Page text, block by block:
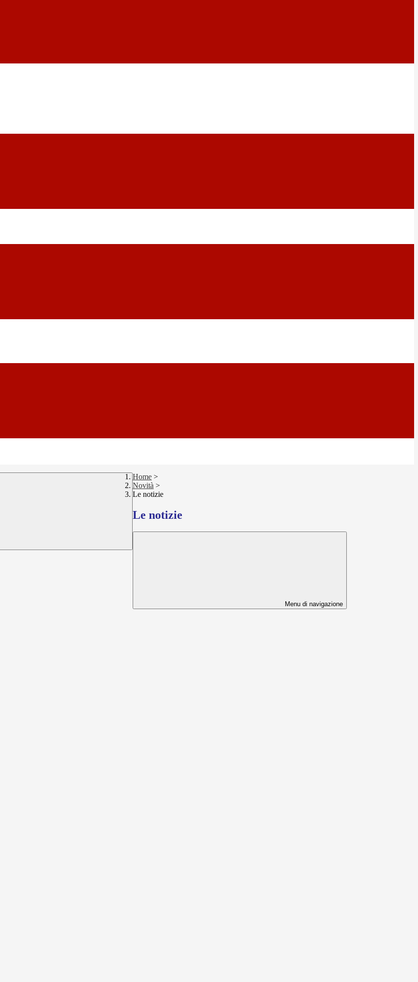
Home >
Novità >
Le notizie
Le notizie
Menu di navigazione